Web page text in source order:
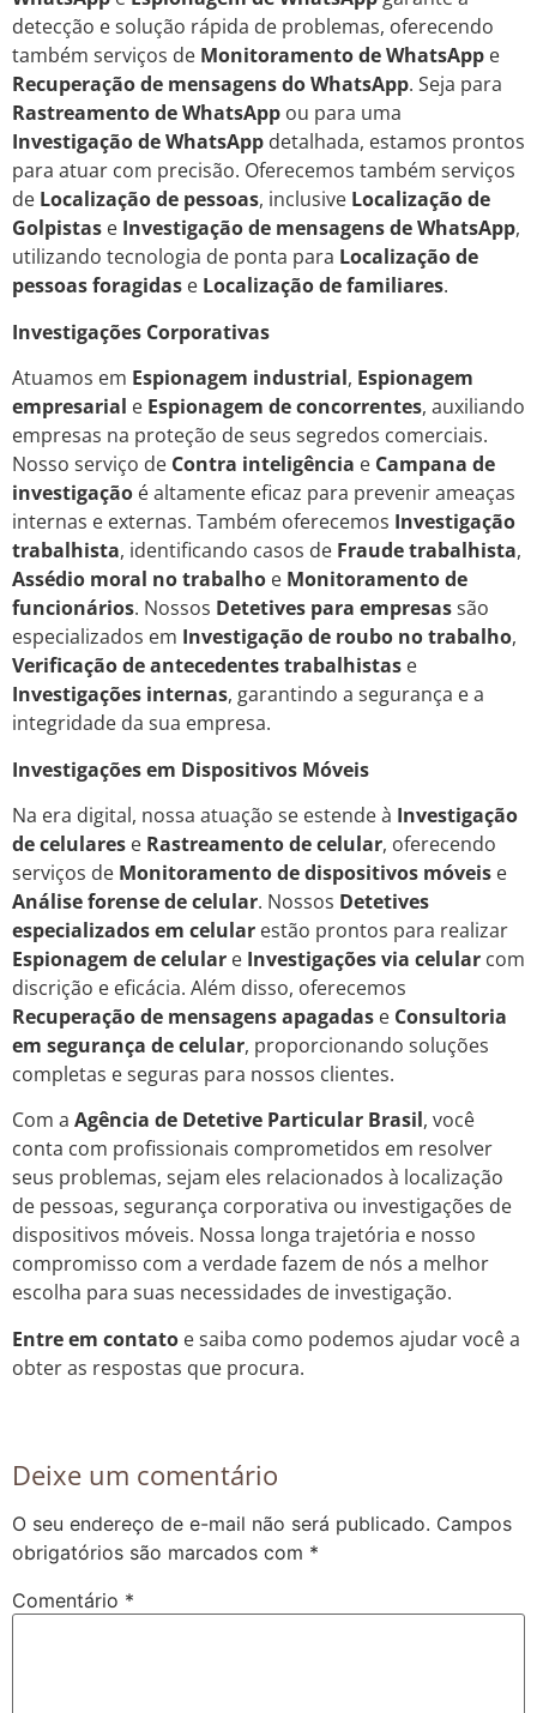
detecção e solução rápida de problemas, oferecendo
também serviços de Monitoramento de WhatsApp e
Recuperação de mensagens do WhatsApp. Seja para
Rastreamento de WhatsApp ou para uma
Investigação de WhatsApp detalhada, estamos prontos
para atuar com precisão. Oferecemos também serviços
de Localização de pessoas, inclusive Localização de
Golpistas e Investigação de mensagens de WhatsApp,
utilizando tecnologia de ponta para Localização de
pessoas foragidas e Localização de familiares.
Investigações Corporativas
Atuamos em Espionagem industrial, Espionagem
empresarial e Espionagem de concorrentes, auxiliando
empresas na proteção de seus segredos comerciais.
Nosso serviço de Contra inteligência e Campana de
investigação é altamente eficaz para prevenir ameaças
internas e externas. Também oferecemos Investigação
trabalhista, identificando casos de Fraude trabalhista,
Assédio moral no trabalho e Monitoramento de
funcionários. Nossos Detetives para empresassão
especializados em Investigação de roubo no trabalho,
Verificação de antecedentes trabalhistas e
Investigações internas, garantindo a segurança e a
integridade da sua empresa.
Investigações em Dispositivos Móveis
Na era digital, nossa atuação se estende à Investigação
de celulares e Rastreamento de celular, oferecendo
serviços de Monitoramento de dispositivos móveis e
Análise forense de celular. Nossos Detetives
especializados em celular estão prontos para realizar
Espionagem de celular e Investigações via celular com
discrição e eficácia. Além disso, oferecemos
Recuperação de mensagens apagadas e Consultoria
em segurança de celular, proporcionando soluções
completas e seguras para nossos clientes.
Com a Agência de Detetive Particular Brasil, você
conta com profissionais comprometidos em resolver
seus problemas, sejam eles relacionados à localização
de pessoas, segurança corporativa ou investigações de
dispositivos móveis. Nossa longa trajetória e nosso
compromisso com a verdade fazem de nós a melhor
escolha para suas necessidades de investigação.
Entre em contato e saiba como podemos ajudar você a
obter as respostas que procura.
Deixe um comentário
O seu endereço de e-mail não será publicado. Campos
obrigatórios são marcados com *
Comentário *